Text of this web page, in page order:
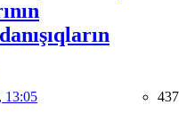
13:05 437